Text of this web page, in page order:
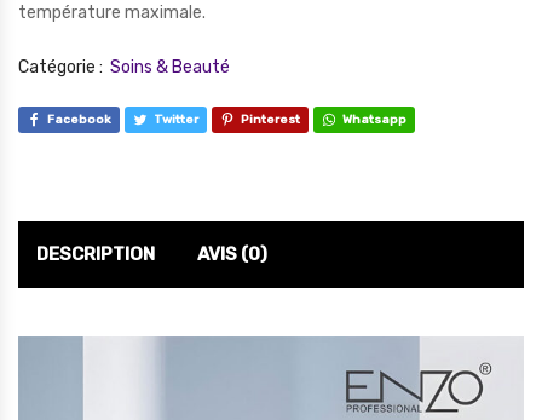
température maximale.
Catégorie : Soins & Beauté
Facebook Twitter Pinterest Whatsapp
DESCRIPTION AVIS (0)